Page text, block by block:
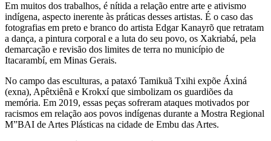
Em muitos dos trabalhos, é nítida a relação entre arte e ativismo
indígena, aspecto inerente às práticas desses artistas. É o caso das
fotografias em preto e branco do artista Edgar Kanayrõ que retratam
a dança, a pintura corporal e a luta do seu povo, os Xakriabá, pela
demarcação e revisão dos limites de terra no município de
Itacarambí, em Minas Gerais.
No campo das esculturas, a pataxó Tamikuã Txihi expõe Áxiná
(exna), Apêtxiênã e Krokxí que simbolizam os guardiões da
memória. Em 2019, essas peças sofreram ataques motivados por
racismos em relação aos povos indígenas durante a Mostra Regional
M”BAI de Artes Plásticas na cidade de Embu das Artes.